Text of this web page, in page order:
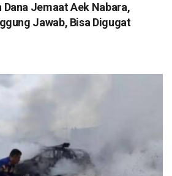
Dana Jemaat Aek Nabara,
Jawab, Bisa Digugat